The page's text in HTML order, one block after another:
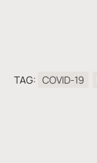
TAG: COVID-19